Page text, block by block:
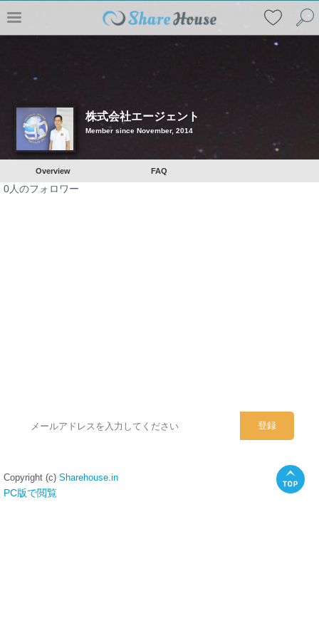
株式会社エージェント
Member since November, 2014
Overview FAQ
0人のフォロワー
Copyright (c) Sharehouse.in
PC版で閲覧